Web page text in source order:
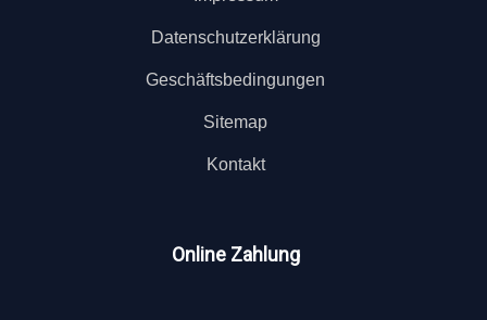
Datenschutzerklärung
Geschäftsbedingungen
Sitemap
Kontakt
Online Zahlung